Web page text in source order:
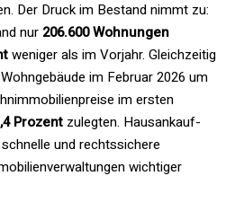
Der Druck im Bestand nimmt zu:
nur 206.600 Wohnungen
weniger als im Vorjahr. Gleichzeitig
im Februar 2026 um
im ersten
Prozent zulegten. Hausankauf-
und rechtssichere
wichtiger